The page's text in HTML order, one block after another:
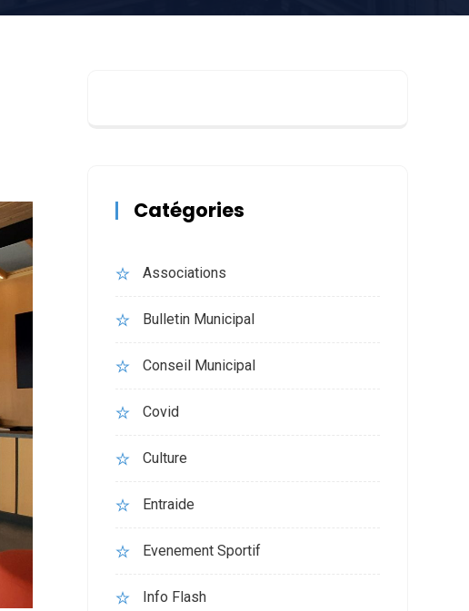
Catégories
Associations
Bulletin Municipal
Conseil Municipal
Covid
Culture
Entraide
Evenement Sportif
Info Flash